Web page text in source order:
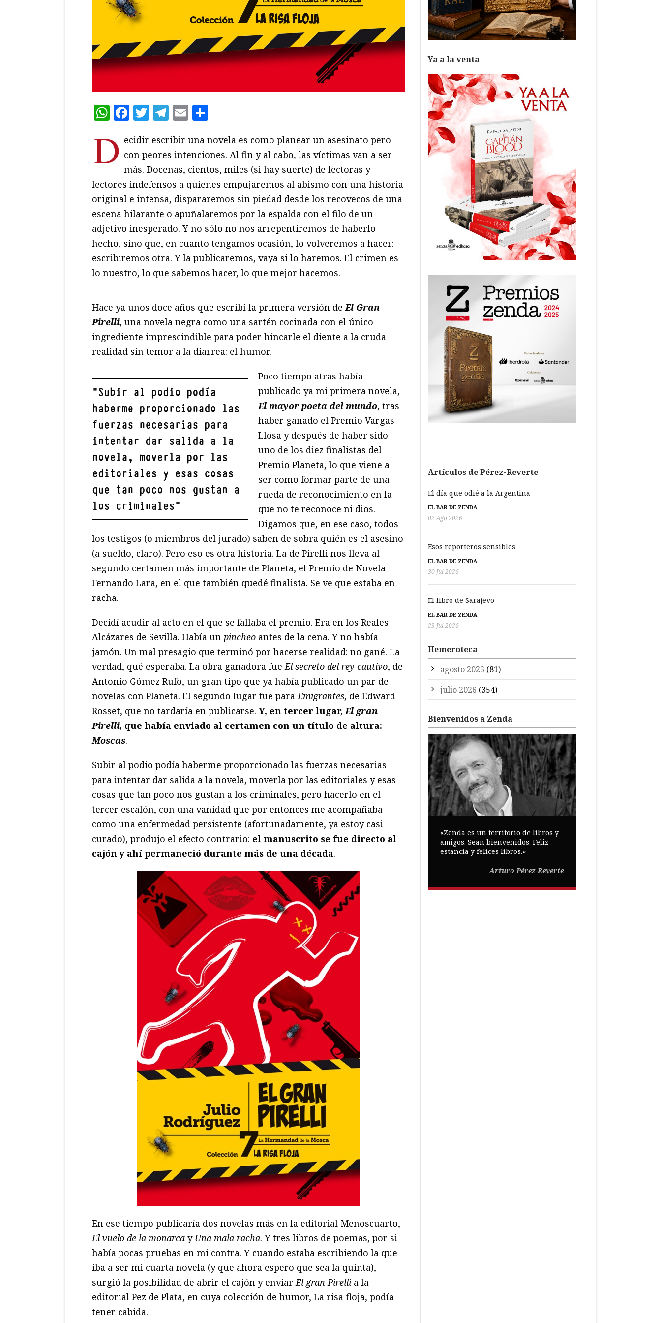
WhatsApp
Facebook
Twitter
Telegram
Email
D ecidir escribir una novela es como planear un asesinato pero
con peores intenciones. Al fin y al cabo, las víctimas van a ser
más. Docenas, cientos, miles (si hay suerte) de lectoras y
lectores indefensos a quienes empujaremos al abismo con una historia
original e intensa, dispararemos sin piedad desde los recovecos de una
escena hilarante o apuñalaremos por la espalda con el filo de un
adjetivo inesperado. Y no sólo no nos arrepentiremos de haberlo
hecho, sino que, en cuanto tengamos ocasión, lo volveremos a hacer:
escribiremos otra. Y la publicaremos, vaya si lo haremos. El crimen es
lo nuestro, lo que sabemos hacer, lo que mejor hacemos.
Hace ya unos doce años que escribí la primera versión deEl Gran
Pirelli, una novela negra como una sartén cocinada con el único
ingrediente imprescindible para poder hincarle el diente a la cruda
realidad sin temor a la diarrea: el humor.
"Subir al podio podía
haberme proporcionado las
fuerzas necesarias para
intentar dar salida a la
novela, moverla por las
editoriales y esas cosas
que tan poco nos gustan a
los criminales"
Poco tiempo atrás había
publicado ya mi primera novela,
El mayor poeta del mundo, tras
haber ganado el Premio Vargas
Llosa y después de haber sido
uno de los diez finalistas del
Premio Planeta, lo que viene a
ser como formar parte de una
rueda de reconocimiento en la
que no te reconoce ni dios.
Digamos que, en ese caso, todos
los testigos (o miembros del jurado) saben de sobra quién es el asesino
(a sueldo, claro). Pero eso es otra historia. La de Pirelli nos lleva al
segundo certamen más importante de Planeta, el Premio de Novela
Fernando Lara, en el que también quedé finalista. Se ve que estaba en
racha.
Decidí acudir al acto en el que se fallaba el premio. Era en los Reales
Alcázares de Sevilla. Había un pincheo antes de la cena. Y no había
jamón. Un mal presagio que terminó por hacerse realidad: no gané. La
verdad, qué esperaba. La obra ganadora fueEl secreto del rey cautivo, de
Antonio Gómez Rufo, un gran tipo que ya había publicado un par de
novelas con Planeta. El segundo lugar fue paraEmigrantes, de Edward
Rosset, que no tardaría en publicarse. Y, en tercer lugar,El gran
Pirelli, que había enviado al certamen con un título de altura:
Moscas.
Subir al podio podía haberme proporcionado las fuerzas necesarias
para intentar dar salida a la novela, moverla por las editoriales y esas
cosas que tan poco nos gustan a los criminales, pero hacerlo en el
tercer escalón, con una vanidad que por entonces me acompañaba
como una enfermedad persistente (afortunadamente, ya estoy casi
curado), produjo el efecto contrario: el manuscrito se fue directo al
cajón y ahí permaneció durante más de una década.
En ese tiempo publicaría dos novelas más en la editorial Menoscuarto,
El vuelo de la monarca y Una mala racha. Y tres libros de poemas, por si
había pocas pruebas en mi contra. Y cuando estaba escribiendo la que
iba a ser mi cuarta novela (y que ahora espero que sea la quinta),
surgió la posibilidad de abrir el cajón y enviarEl gran Pirelli a la
editorial Pez de Plata, en cuya colección de humor, La risa floja, podía
tener cabida.
Ya a la venta
Artículos de Pérez-Reverte
El día que odié a la Argentina
EL BAR DE ZENDA
02 Ago 2026
Esos reporteros sensibles
EL BAR DE ZENDA
30 Jul 2026
El libro de Sarajevo
EL BAR DE ZENDA
23 Jul 2026
Hemeroteca
agosto 2026 (81)
julio 2026 (354)
Bienvenidos a Zenda
«Zenda es un territorio de libros y
amigos. Sean bienvenidos. Feliz
estancia y felices libros.»
Arturo Pérez-Reverte